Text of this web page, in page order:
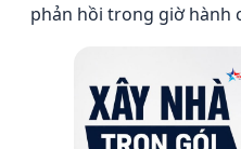
phản hồi trong giờ hành